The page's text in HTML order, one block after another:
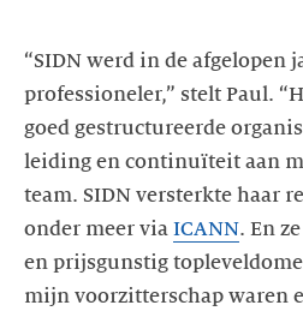
“SIDN werd in de afgelopen
professioneler,” stelt Paul.
goed gestructureerde
leiding en continuïteit aan
team. SIDN versterkte haar
onder meer via ICANN. En
en prijsgunstig
mijn voorzitterschap waren